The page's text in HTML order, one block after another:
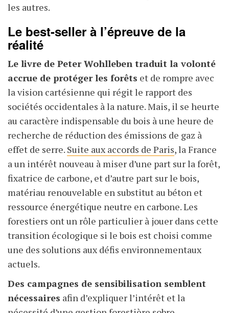
les autres.
Le best-seller à l’épreuve de la
réalité
Le livre de Peter Wohlleben traduit la volonté
accrue de protéger les forêts et de rompre avec
la vision cartésienne qui régit le rapport des
sociétés occidentales à la nature. Mais, il se heurte
au caractère indispensable du bois à une heure de
recherche de réduction des émissions de gaz à
effet de serre. Suite aux accords de Paris, la France
a un intérêt nouveau à miser d’une part sur la forêt,
fixatrice de carbone, et d’autre part sur le bois,
matériau renouvelable en substitut au béton et
ressource énergétique neutre en carbone. Les
forestiers ont un rôle particulier à jouer dans cette
transition écologique si le bois est choisi comme
une des solutions aux défis environnementaux
actuels.
Des campagnes de sensibilisation semblent
nécessaires afin d’expliquer l’intérêt et la